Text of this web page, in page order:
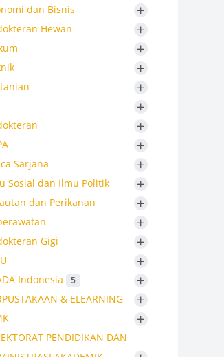
dan Bisnis +
Hewan +
+
+
+
+
+
+
Sarjana +
Sosial dan Ilmu Politik +
dan Perikanan +
+
Gigi +
+
Indonesia 5 +
& ELEARNING +
+
PENDIDIKAN DAN